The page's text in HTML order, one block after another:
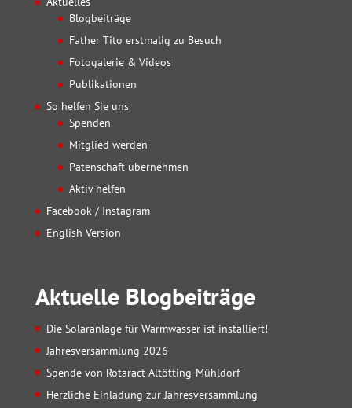
Blogbeiträge
Father Tito erstmalig zu Besuch
Fotogalerie & Videos
Publikationen
So helfen Sie uns
Spenden
Mitglied werden
Patenschaft übernehmen
Aktiv helfen
Facebook / Instagram
English Version
Aktuelle Blogbeiträge
Die Solaranlage für Warmwasser ist installiert!
Jahresversammlung 2026
Spende von Rotaract Altötting-Mühldorf
Herzliche Einladung zur Jahresversammlung